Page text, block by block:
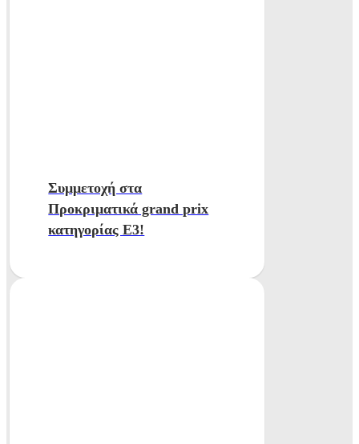
Συμμετοχή στα
Προκριματικά grand prix
κατηγορίας Ε3!